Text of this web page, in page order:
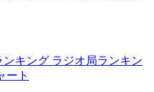
ンキング ラジオ局ランキン
ート